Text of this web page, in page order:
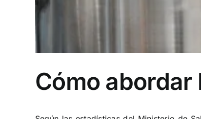
Cómo